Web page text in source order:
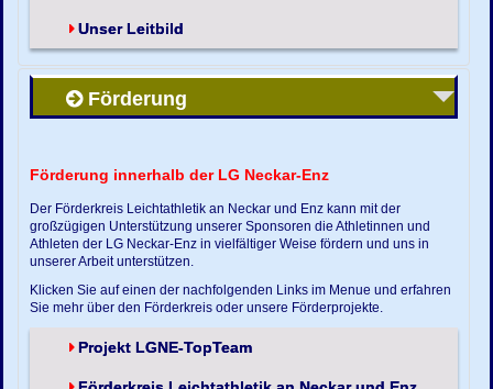
Unser Leitbild
Förderung
Förderung innerhalb der LG Neckar-Enz
Der Förderkreis Leichtathletik an Neckar und Enz kann mit der
großzügigen Unterstützung unserer Sponsoren die Athletinnen und
Athleten der LG Neckar-Enz in vielfältiger Weise fördern und uns in
unserer Arbeit unterstützen.
Klicken Sie auf einen der nachfolgenden Links im Menue und erfahren
Sie mehr über den Förderkreis oder unsere Förderprojekte.
Projekt LGNE-TopTeam